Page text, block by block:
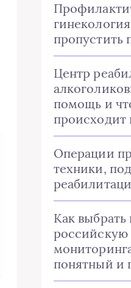
пропустить
Центр
помощь и
происходит
Операции
техники,
Как выбрать
понятный и